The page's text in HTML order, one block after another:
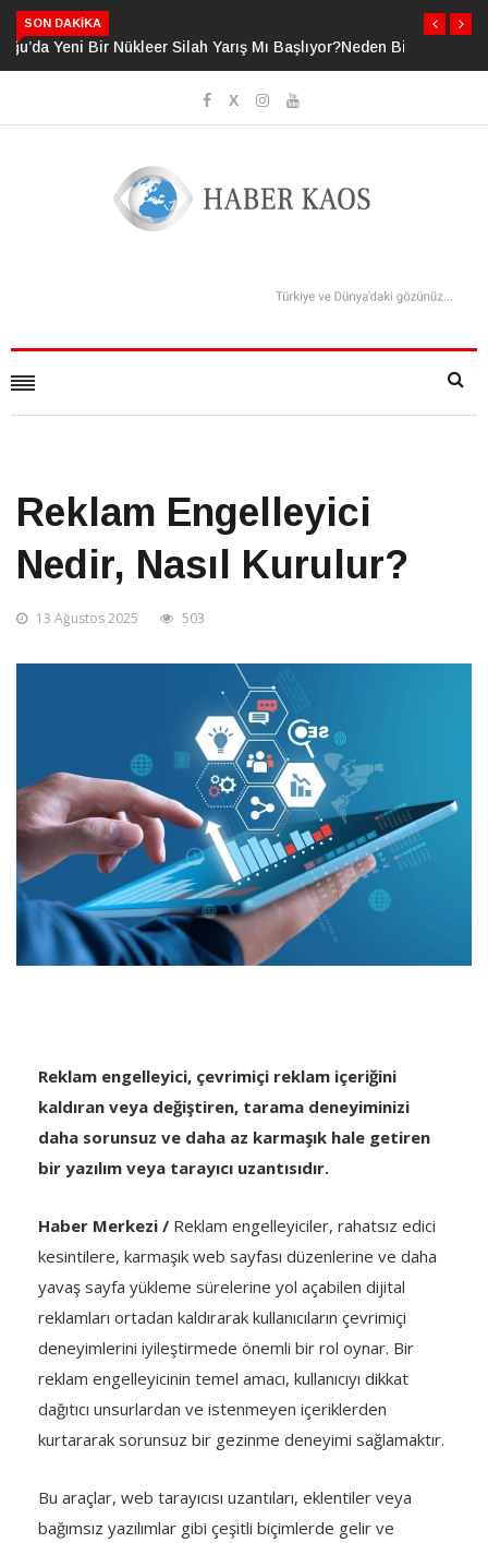
SON DAKIKA
Neden Bildiğimizden Daha Fazlasını Bildiğimizi Sanıyoruz?
Reklam Engelleyici
Nedir, Nasıl Kurulur?
13 Ağustos 2025 503
Reklam engelleyici, çevrimiçi reklam içeriğini
kaldıran veya değiştiren, tarama deneyiminizi
daha sorunsuz ve daha az karmaşık hale getiren
bir yazılım veya tarayıcı uzantısıdır.
Haber Merkezi / Reklam engelleyiciler, rahatsız edici
kesintilere, karmaşık web sayfası düzenlerine ve daha
yavaş sayfa yükleme sürelerine yol açabilen dijital
reklamları ortadan kaldırarak kullanıcıların çevrimiçi
deneyimlerini iyileştirmede önemli bir rol oynar. Bir
reklam engelleyicinin temel amacı, kullanıcıyı dikkat
dağıtıcı unsurlardan ve istenmeyen içeriklerden
kurtararak sorunsuz bir gezinme deneyimi sağlamaktır.
Bu araçlar, web tarayıcısı uzantıları, eklentiler veya
bağımsız yazılımlar gibi çeşitli biçimlerde gelir ve